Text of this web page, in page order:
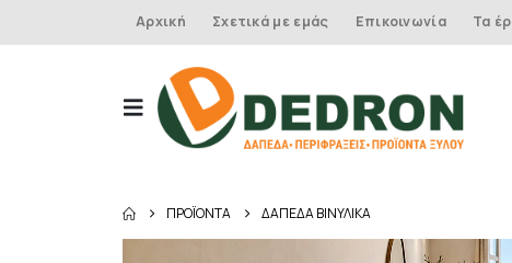
Αρχική Σχετικά με εμάς Επικοινωνία Τα
ΠΡΟΪΌΝΤΑ ΔΑΠΕΔΑ ΒΙΝΥΛΙΚΑ